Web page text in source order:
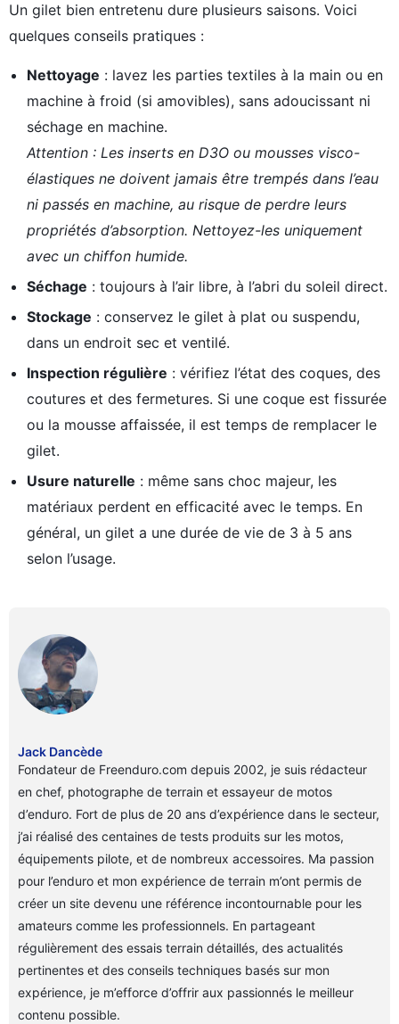
Un gilet bien entretenu dure plusieurs saisons. Voici
quelques conseils pratiques :
Nettoyage : lavez les parties textiles à la main ou en
machine à froid (si amovibles), sans adoucissant ni
séchage en machine.
Attention : Les inserts en D3O ou mousses visco-
élastiques ne doivent jamais être trempés dans l’eau
ni passés en machine, au risque de perdre leurs
propriétés d’absorption. Nettoyez-les uniquement
avec un chiffon humide.
Séchage : toujours à l’air libre, à l’abri du soleil direct.
Stockage : conservez le gilet à plat ou suspendu,
dans un endroit sec et ventilé.
Inspection régulière : vérifiez l’état des coques, des
coutures et des fermetures. Si une coque est fissurée
ou la mousse affaissée, il est temps de remplacer le
gilet.
Usure naturelle : même sans choc majeur, les
matériaux perdent en efficacité avec le temps. En
général, un gilet a une durée de vie de 3 à 5 ans
selon l’usage.
Jack Dancède
Fondateur de Freenduro.com depuis 2002, je suis rédacteur
en chef, photographe de terrain et essayeur de motos
d’enduro. Fort de plus de 20 ans d’expérience dans le secteur,
j’ai réalisé des centaines de tests produits sur les motos,
équipements pilote, et de nombreux accessoires. Ma passion
pour l’enduro et mon expérience de terrain m’ont permis de
créer un site devenu une référence incontournable pour les
amateurs comme les professionnels. En partageant
régulièrement des essais terrain détaillés, des actualités
pertinentes et des conseils techniques basés sur mon
expérience, je m’efforce d’offrir aux passionnés le meilleur
contenu possible.